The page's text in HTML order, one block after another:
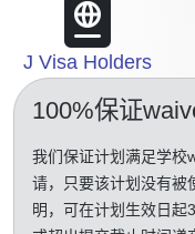
J Visa Holders
100%保证
我们保证计划满足学校
请，只要该计划没有被
明，可在计划生效日起